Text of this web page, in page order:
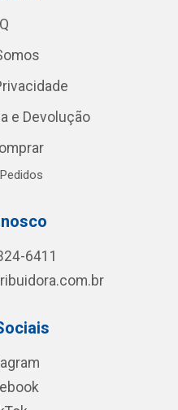
e Devolução
6411